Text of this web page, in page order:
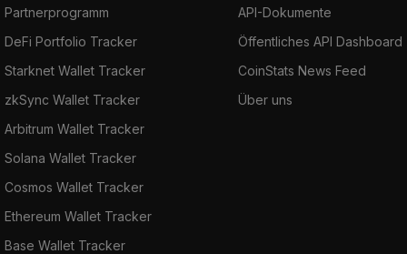
Partnerprogramm
DeFi Portfolio Tracker
Starknet Wallet Tracker
zkSync Wallet Tracker
Arbitrum Wallet Tracker
Solana Wallet Tracker
Cosmos Wallet Tracker
Ethereum Wallet Tracker
Base Wallet Tracker
API-Dokumente
Öffentliches API Dashboard
CoinStats News Feed
Über uns